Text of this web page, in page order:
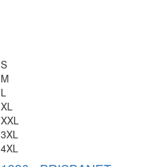
S
M
L
XL
XXL
3XL
4XL